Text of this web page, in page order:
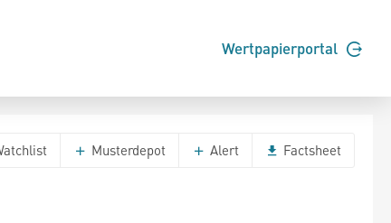
Wertpapierportal
Musterdepot Alert Factsheet